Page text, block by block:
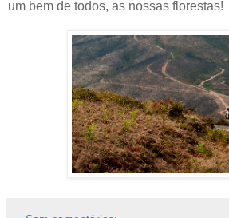
um bem de todos, as nossas florestas!